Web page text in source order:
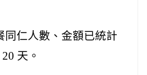
同仁人數 、金額已統計
天。